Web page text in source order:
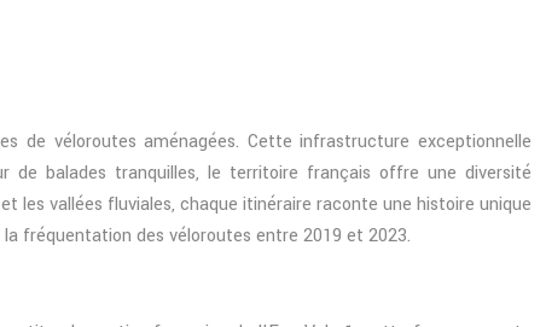
de véloroutes aménagées. Cette infrastructure exceptionnelle
de balades tranquilles, le territoire français offre une diversité
les vallées fluviales, chaque itinéraire raconte une histoire unique
fréquentation des véloroutes entre 2019 et 2023.